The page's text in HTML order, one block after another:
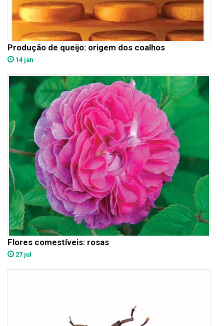
Produção de queijo: origem dos coalhos
14 jan
Flores comestíveis: rosas
27 jul